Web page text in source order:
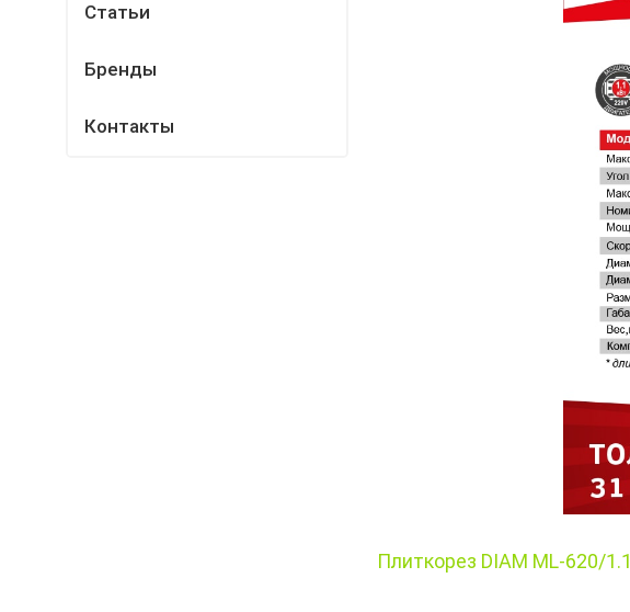
Плиткорез DIAM ML-620/1.1
Статьи
Бренды
Контакты